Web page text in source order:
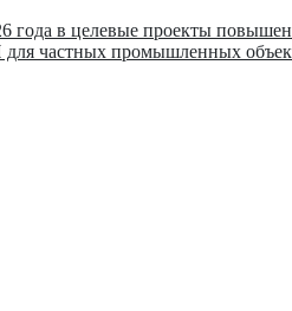
в целевые проекты
частных промышленных